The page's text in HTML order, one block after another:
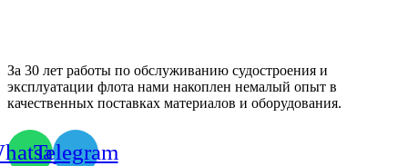
За 30 лет работы по обслуживанию судостроения и
эксплуатации флота нами накоплен немалый опыт в
качественных поставках материалов и оборудования.
Telegram